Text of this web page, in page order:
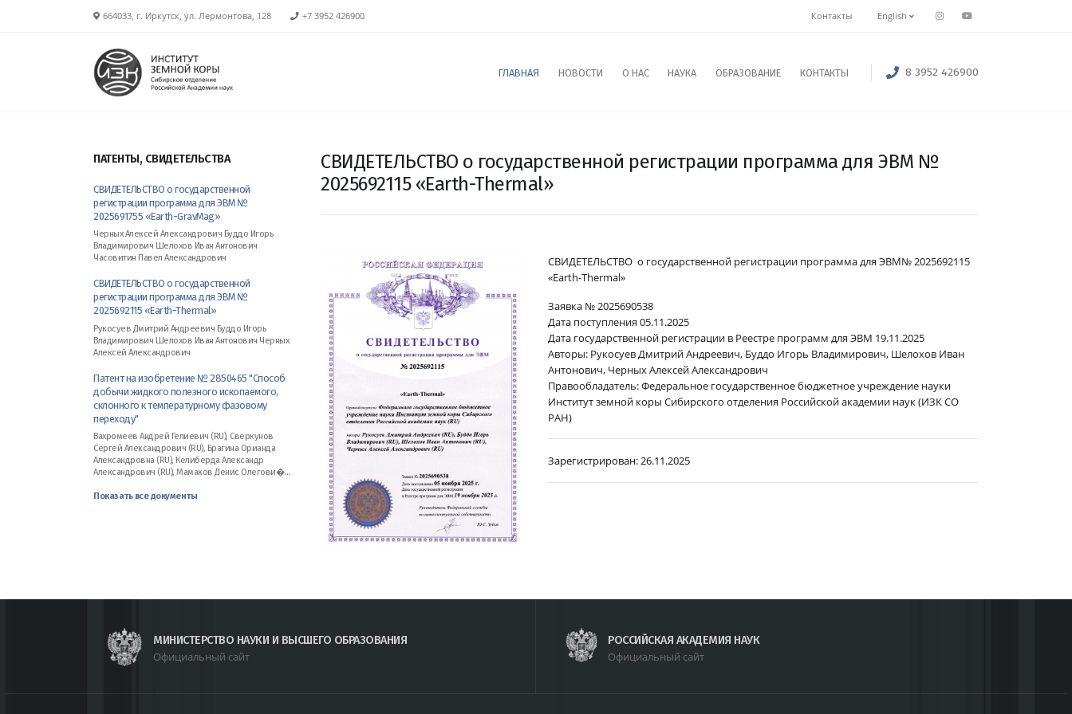
664033, г. Иркутск, ул. Лермонтова, 128 +7 3952 426900 Контакты English
ГЛАВНАЯ НОВОСТИ О НАС НАУКА ОБРАЗОВАНИЕ КОНТАКТЫ 8 3952 426900
ПАТЕНТЫ, СВИДЕТЕЛЬСТВА
СВИДЕТЕЛЬСТВО о государственной
регистрации программа для ЭВМ №
2025691755 «Earth-GravMag»
Черных Алексей Александрович Буддо Игорь
Владимирович Шелохов Иван Антонович
Часовитин Павел Александрович
СВИДЕТЕЛЬСТВО о государственной
регистрации программа для ЭВМ №
2025692115 «Earth-Thermal»
Рукосуев Дмитрий Андреевич Буддо Игорь
Владимирович Шелохов Иван Антонович Черных
Алексей Александрович
Патент на изобретение № 2850465 "Способ
добычи жидкого полезного ископаемого,
склонного к температурному фазовому
переходу"
Вахромеев Андрей Гелиевич (RU), Сверкунов
Сергей Александрович (RU), Брагина Орианда
Александровна (RU), Келиберда Александр
Александрович (RU), Мамаков Денис Олегови�...
Показать все документы
СВИДЕТЕЛЬСТВО о государственной регистрации программа для ЭВМ №
2025692115 «Earth-Thermal»
СВИДЕТЕЛЬСТВО о государственной регистрации программа для ЭВМ№ 2025692115
«Earth-Thermal»
Заявка № 2025690538
Дата поступления 05.11.2025
Дата государственной регистрации в Реестре программ для ЭВМ 19.11.2025
Авторы: Рукосуев Дмитрий Андреевич, Буддо Игорь Владимирович, Шелохов Иван
Антонович, Черных Алексей Александрович
Правообладатель: Федеральное государственное бюджетное учреждение науки
Институт земной коры Сибирского отделения Российской академии наук (ИЗК СО
РАН)
Зарегистрирован:26.11.2025
МИНИСТЕРСТВО НАУКИ И ВЫСШЕГО ОБРАЗОВАНИЯ
Официальный сайт
РОССИЙСКАЯ АКАДЕМИЯ НАУК
Официальный сайт